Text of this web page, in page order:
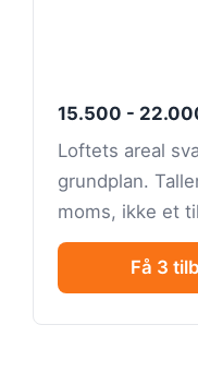
15.500 -
Loftets areal
grundplan.
moms, ikke et
Få 3